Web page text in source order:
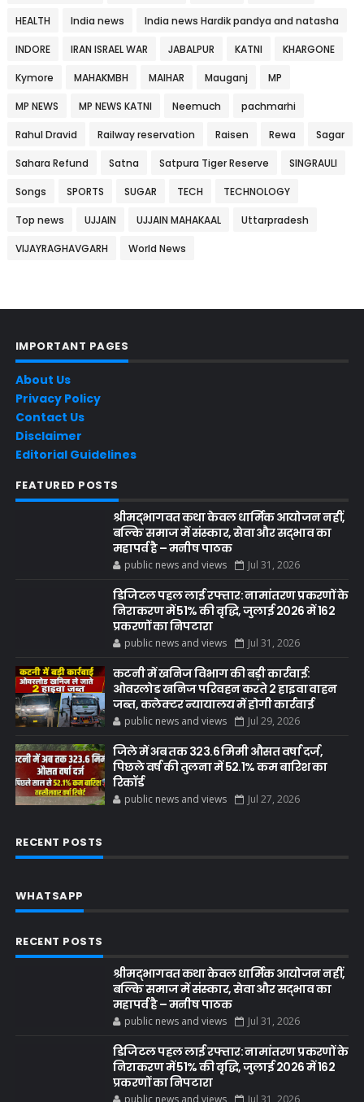
HEALTH India news India news Hardik pandya and natasha
INDORE IRAN ISRAEL WAR JABALPUR KATNI KHARGONE
Kymore MAHAKMBH MAIHAR Mauganj MP
MP NEWS MP NEWS KATNI Neemuch pachmarhi
Rahul Dravid Railway reservation Raisen Rewa Sagar
Sahara Refund Satna Satpura Tiger Reserve SINGRAULI
Songs SPORTS SUGAR TECH TECHNOLOGY
Top news UJJAIN UJJAIN MAHAKAAL Uttarpradesh
VIJAYRAGHAVGARH World News
IMPORTANT PAGES
About Us
Privacy Policy
Contact Us
Disclaimer
Editorial Guidelines
FEATURED POSTS
श्रीमद्भागवत कथा केवल धार्मिक आयोजन नहीं,
बल्कि समाज में संस्कार, सेवा और सद्भाव का
महापर्व है – मनीष पाठक
public news and views Jul 31, 2026
डिजिटल पहल लाई रफ्तार: नामांतरण प्रकरणों के
निराकरण में 51% की वृद्धि, जुलाई 2026 में 162
प्रकरणों का निपटारा
public news and views Jul 31, 2026
कटनी में खनिज विभाग की बड़ी कार्रवाई:
ओवरलोड खनिज परिवहन करते 2 हाइवा वाहन
जब्त, कलेक्टर न्यायालय में होगी कार्रवाई
public news and views Jul 29, 2026
जिले में अब तक 323.6 मिमी औसत वर्षा दर्ज,
पिछले वर्ष की तुलना में 52.1% कम बारिश का
रिकॉर्ड
public news and views Jul 27, 2026
RECENT POSTS
WHATSAPP
RECENT POSTS
श्रीमद्भागवत कथा केवल धार्मिक आयोजन नहीं,
बल्कि समाज में संस्कार, सेवा और सद्भाव का
महापर्व है – मनीष पाठक
public news and views Jul 31, 2026
डिजिटल पहल लाई रफ्तार: नामांतरण प्रकरणों के
निराकरण में 51% की वृद्धि, जुलाई 2026 में 162
प्रकरणों का निपटारा
public news and views Jul 31, 2026